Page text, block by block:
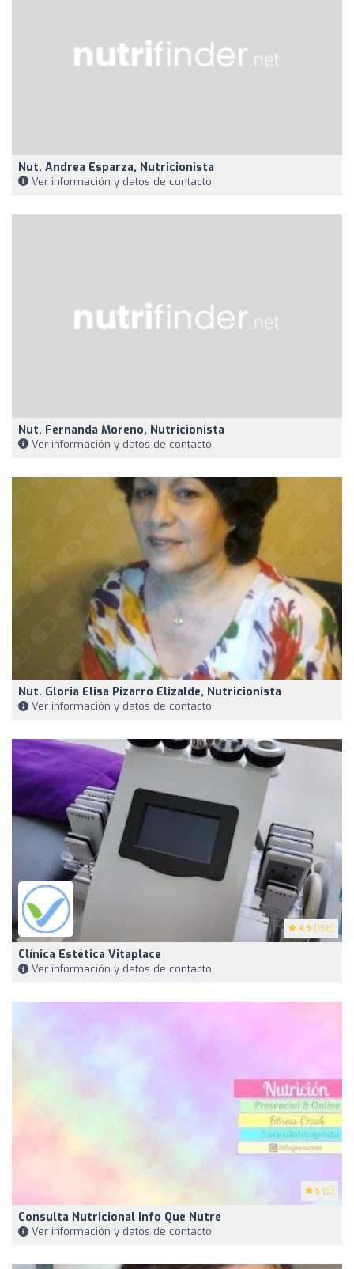
Nut. Andrea Esparza, Nutricionista
Ver información y datos de contacto
Nut. Fernanda Moreno, Nutricionista
Ver información y datos de contacto
Nut. Gloria Elisa Pizarro Elizalde, Nutricionista
Ver información y datos de contacto
4.9 (158)
Clínica Estética Vitaplace
Ver información y datos de contacto
5 (5)
Consulta Nutricional Info Que Nutre
Ver información y datos de contacto